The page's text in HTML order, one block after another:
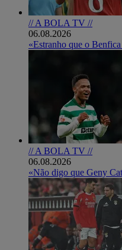
// A BOLA TV //
06.08.2026
«Estranho que o
// A BOLA TV //
06.08.2026
«Não digo que Geny